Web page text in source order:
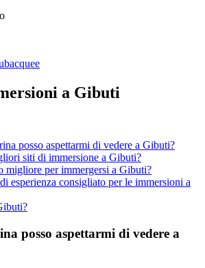
a Gibuti
posso aspettarmi di vedere a Gibuti?
siti di immersione a Gibuti?
migliore per immergersi a Gibuti?
esperienza consigliato per le immersioni a
posso aspettarmi di vedere a